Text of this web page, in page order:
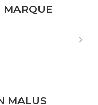
(95) et en Île-de-
navetteurs,
des véhicules
ou la grande
demande, notre
complet.
MARQUE
MALUS